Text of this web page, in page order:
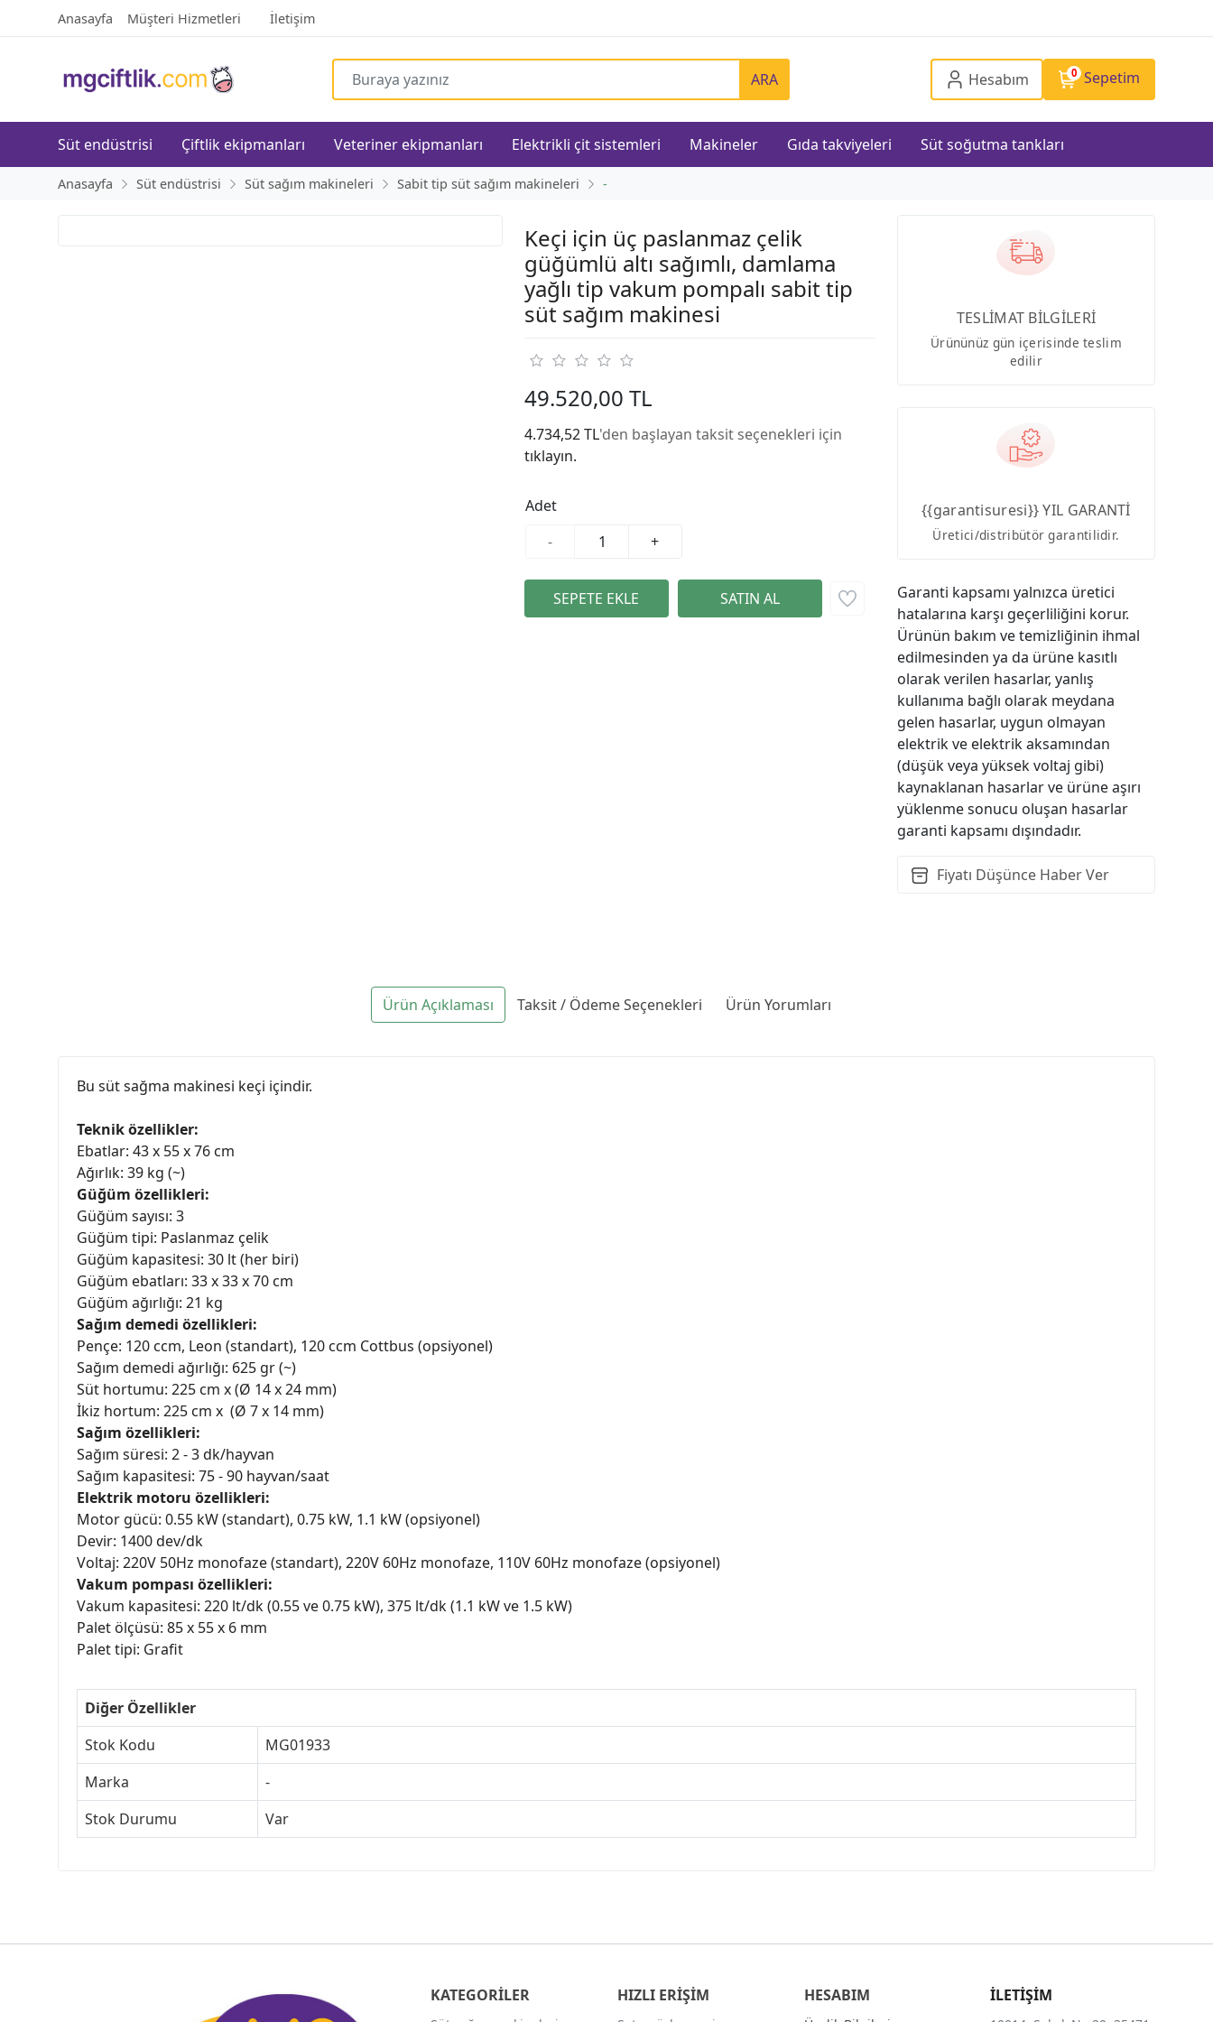
Anasayfa Müşteri Hizmetleri İletişim
ARA Hesabım 0 Sepetim
Süt endüstrisi Çiftlik ekipmanları Veteriner ekipmanları Elektrikli çit sistemleri Makineler Gıda takviyeleri Süt soğutma tankları
Anasayfa Süt endüstrisi Süt sağım makineleri Sabit tip süt sağım makineleri -
Keçi için üç paslanmaz çelik
güğümlü altı sağımlı, damlama
yağlı tip vakum pompalı sabit tip
süt sağım makinesi
49.520,00 TL
4.734,52 TL'den başlayan taksit seçenekleri için
tıklayın.
Adet
-
+
TESLİMAT BİLGİLERİ
Ürününüz gün içerisinde teslim
edilir
{{garantisuresi}} YIL GARANTİ
Üretici/distribütör garantilidir.
Garanti kapsamı yalnızca üretici
hatalarına karşı geçerliliğini korur.
Ürünün bakım ve temizliğinin ihmal
edilmesinden ya da ürüne kasıtlı
olarak verilen hasarlar, yanlış
kullanıma bağlı olarak meydana
gelen hasarlar, uygun olmayan
elektrik ve elektrik aksamından
(düşük veya yüksek voltaj gibi)
kaynaklanan hasarlar ve ürüne aşırı
yüklenme sonucu oluşan hasarlar
garanti kapsamı dışındadır.
Fiyatı Düşünce Haber Ver
Ürün Açıklaması Taksit / Ödeme Seçenekleri Ürün Yorumları
Bu süt sağma makinesi keçi içindir.
Teknik özellikler:
Ebatlar: 43 x 55 x 76 cm
Ağırlık: 39 kg (~)
Güğüm özellikleri:
Güğüm sayısı: 3
Güğüm tipi: Paslanmaz çelik
Güğüm kapasitesi: 30 lt (her biri)
Güğüm ebatları: 33 x 33 x 70 cm
Güğüm ağırlığı: 21 kg
Sağım demedi özellikleri:
Pençe: 120 ccm, Leon (standart), 120 ccm Cottbus (opsiyonel)
Sağım demedi ağırlığı: 625 gr (~)
Süt hortumu: 225 cm x (Ø 14 x 24 mm)
İkiz hortum: 225 cm x (Ø 7 x 14 mm)
Sağım özellikleri:
Sağım süresi: 2 - 3 dk/hayvan
Sağım kapasitesi: 75 - 90 hayvan/saat
Elektrik motoru özellikleri:
Motor gücü: 0.55 kW (standart), 0.75 kW, 1.1 kW (opsiyonel)
Devir: 1400 dev/dk
Voltaj: 220V 50Hz monofaze (standart), 220V 60Hz monofaze, 110V 60Hz monofaze (opsiyonel)
Vakum pompası özellikleri:
Vakum kapasitesi: 220 lt/dk (0.55 ve 0.75 kW), 375 lt/dk (1.1 kW ve 1.5 kW)
Palet ölçüsü: 85 x 55 x 6 mm
Palet tipi: Grafit
Diğer Özellikler
Stok Kodu
MG01933
Marka
-
Stok Durumu
Var
KATEGORİLER HIZLI ERİŞİM HESABIM İLETİŞİM